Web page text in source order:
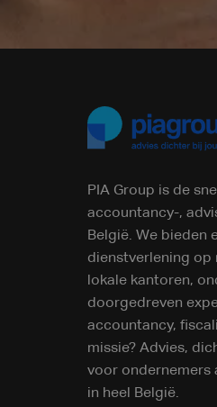
PIA Group is de
accountancy-,
België. We bieden
dienstverlening op
lokale kantoren,
doorgedreven
accountancy,
missie? Advies,
voor ondernemers
in heel België.